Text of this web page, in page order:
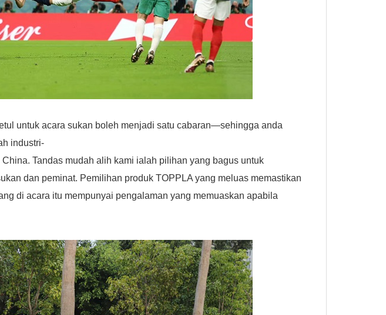
untuk acara sukan boleh menjadi satu cabaran—sehingga anda
industri-
Tandas mudah alih kami ialah pilihan yang bagus untuk
dan peminat. Pemilihan produk TOPPLA yang meluas memastikan
di acara itu mempunyai pengalaman yang memuaskan apabila